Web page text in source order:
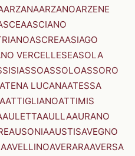
ARZANAARZANOARZENE
ASCIANO
ASCREAASIAGO
VERCELLESEASOLA
ASSOASSOLOASSORO
ATENA LUCANAATESSA
ATTIGLIANOATTIMIS
AULETTAAULLAAURANO
AUSONIAAUSTISAVEGNO
AVELLINOAVERARAAVERSA